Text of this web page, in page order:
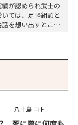
が認められ武士の
ては、足軽組頭と
を想い出すとこん
ん。…
八十島 コト